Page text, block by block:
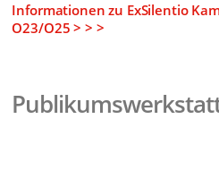
Informationen zu ExSilentio
O23/O25 > > >